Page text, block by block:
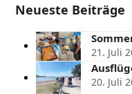
Neueste Beiträge
21. Juli
20. Juli